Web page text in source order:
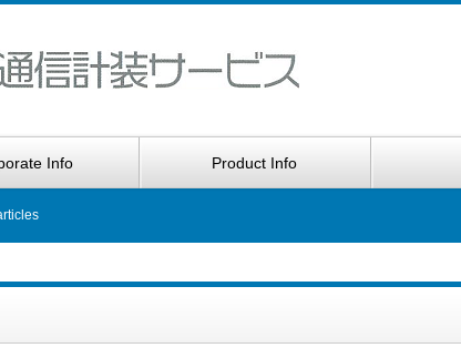
Info Product Info